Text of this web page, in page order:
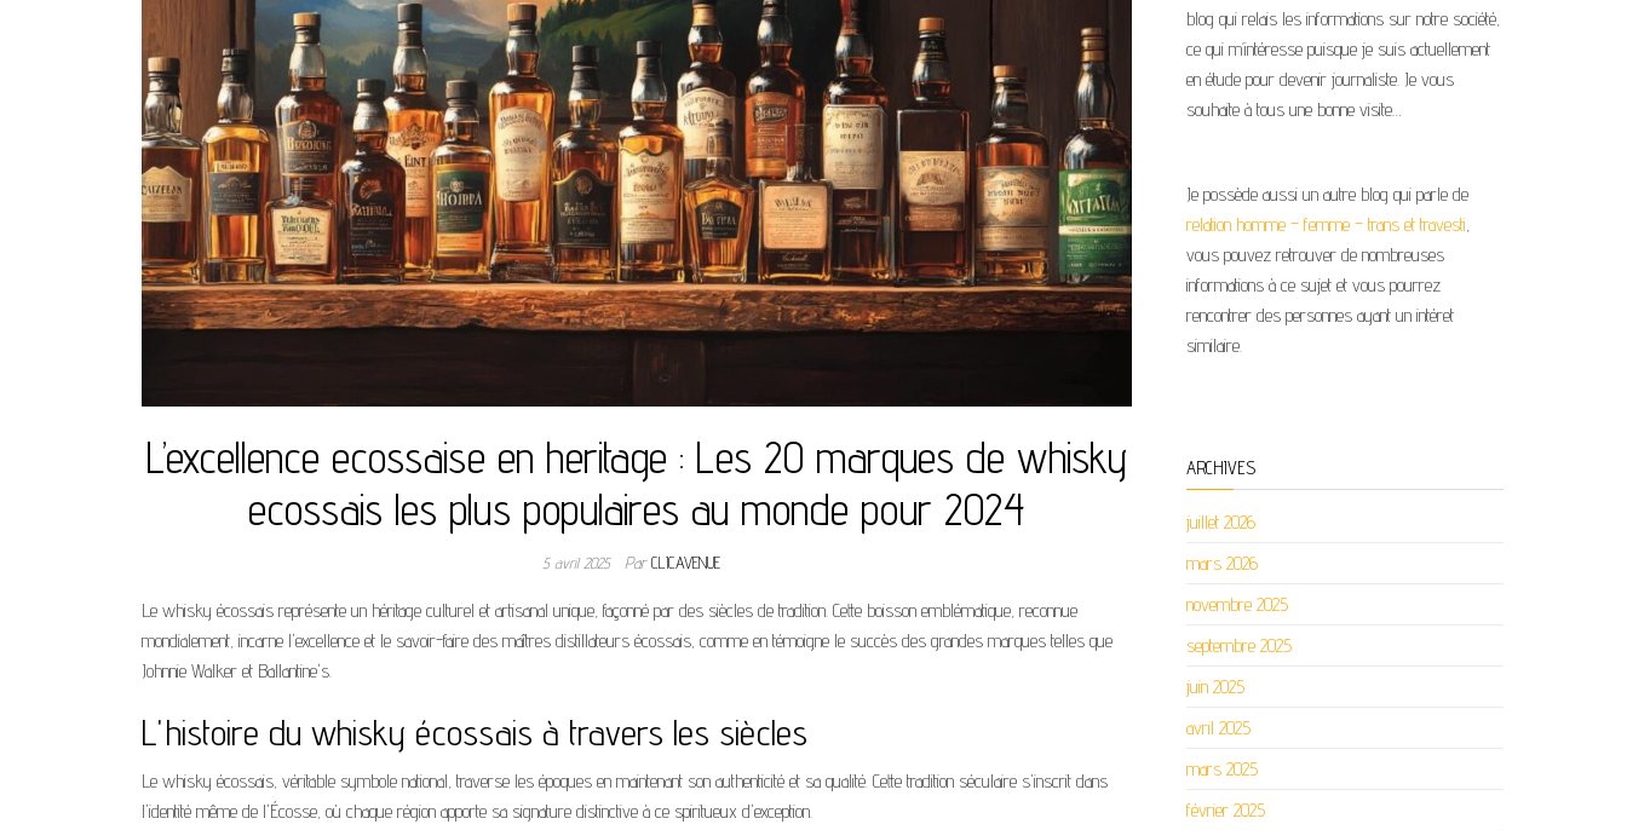
L’excellence ecossaise en heritage : Les 20 marques de whisky
ecossais les plus populaires au monde pour 2024
5 avril 2025 ParCLICAVENUE
Le whisky écossais représente un héritage culturel et artisanal unique, façonné par des siècles de tradition. Cette boisson emblématique, reconnue
mondialement, incarne l'excellence et le savoir-faire des maîtres distillateurs écossais, comme en témoigne le succès des grandes marques telles que
Johnnie Walker et Ballantine's.
L'histoire du whisky écossais à travers les siècles
Le whisky écossais, véritable symbole national, traverse les époques en maintenant son authenticité et sa qualité. Cette tradition séculaire s'inscrit dans
l'identité même de l'Écosse, où chaque région apporte sa signature distinctive à ce spiritueux d'exception.
blog qui relais les informations sur notre société,
ce qui m’intéresse puisque je suis actuellement
en étude pour devenir journaliste. Je vous
souhaite à tous une bonne visite…
Je possède aussi un autre blog qui parle de
relation homme – femme – trans et travesti,
vous pouvez retrouver de nombreuses
informations à ce sujet et vous pourrez
rencontrer des personnes ayant un intéret
similaire.
ARCHIVES
juillet 2026
mars 2026
novembre 2025
septembre 2025
juin 2025
avril 2025
mars 2025
février 2025